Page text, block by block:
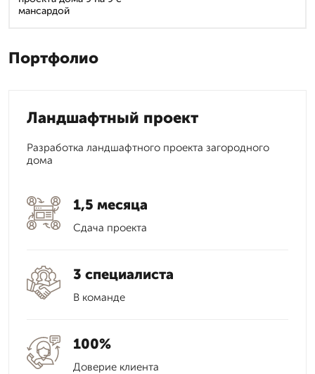
мансардой
Портфолио
Ландшафтный проект
Разработка ландшафтного проекта загородного
дома
1,5 месяца
Сдача проекта
3 специалиста
В команде
100%
Доверие клиента